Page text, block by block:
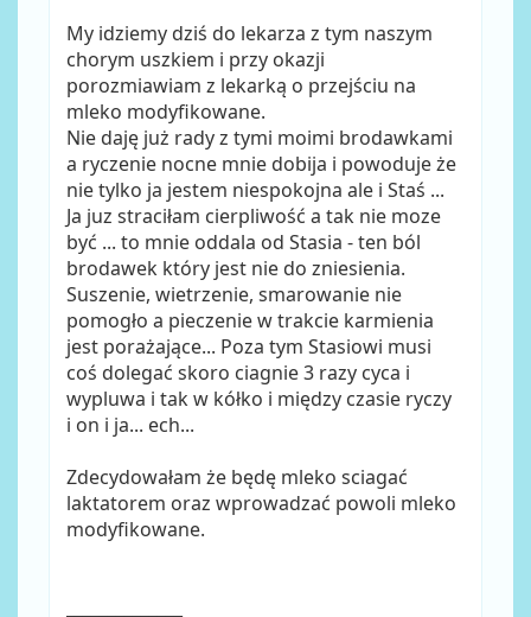
My idziemy dziś do lekarza z tym naszym
chorym uszkiem i przy okazji
porozmiawiam z lekarką o przejściu na
mleko modyfikowane.
Nie daję już rady z tymi moimi brodawkami
a ryczenie nocne mnie dobija i powoduje że
nie tylko ja jestem niespokojna ale i Staś ...
Ja juz straciłam cierpliwość a tak nie moze
być ... to mnie oddala od Stasia - ten ból
brodawek który jest nie do zniesienia.
Suszenie, wietrzenie, smarowanie nie
pomogło a pieczenie w trakcie karmienia
jest porażające... Poza tym Stasiowi musi
coś dolegać skoro ciagnie 3 razy cyca i
wypluwa i tak w kółko i między czasie ryczy
i on i ja... ech...
Zdecydowałam że będę mleko sciagać
laktatorem oraz wprowadzać powoli mleko
modyfikowane.